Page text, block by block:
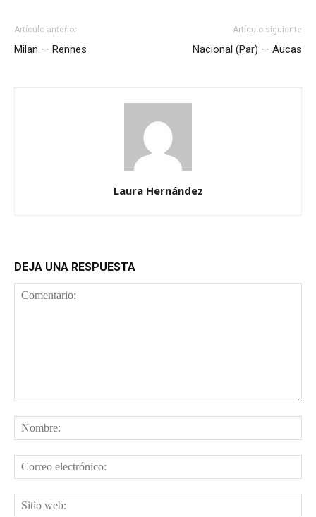
Artículo anterior
Milan — Rennes
Artículo siguiente
Nacional (Par) — Aucas
Laura Hernández
DEJA UNA RESPUESTA